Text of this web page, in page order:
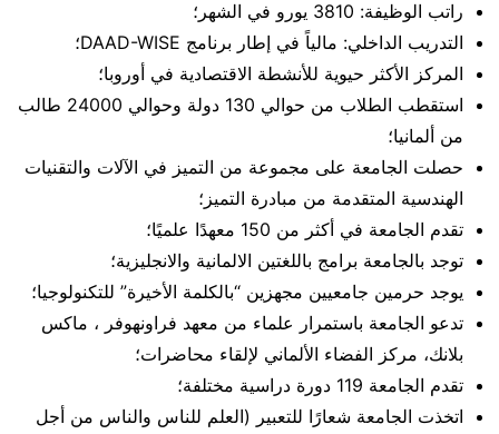
راتب الوظيفة: 3810 يورو في الشهر؛
التدريب الداخلي: مالياً في إطار برنامج DAAD-WISE؛
المركز الأكثر حيوية للأنشطة الاقتصادية في أوروبا؛
استقطب الطلاب من حوالي 130 دولة وحوالي 24000 طالب
من ألمانيا؛
حصلت الجامعة على مجموعة من التميز في الآلات والتقنيات
الهندسية المتقدمة من مبادرة التميز؛
تقدم الجامعة في أكثر من 150 معهدًا علميًا؛
توجد بالجامعة برامج باللغتين الالمانية والانجليزية؛
يوجد حرمين جامعيين مجهزين “بالكلمة الأخيرة” للتكنولوجيا؛
تدعو الجامعة باستمرار علماء من معهد فراونهوفر ، ماكس
بلانك، مركز الفضاء الألماني لإلقاء محاضرات؛
تقدم الجامعة 119 دورة دراسية مختلفة؛
اتخذت الجامعة شعارًا للتعبير (العلم للناس والناس من أجل